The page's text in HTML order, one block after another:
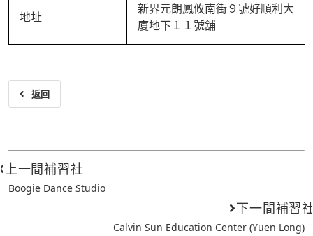
地址
新界元朗鳳攸南街９號好順利大
廈地下１１號舖
返回
上一間補習社
Boogie Dance Studio
下一間補習
Calvin Sun Education Center (Yuen Long)